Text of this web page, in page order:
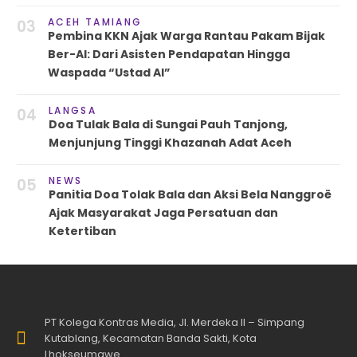
03 ACEH TAMIANG
Pembina KKN Ajak Warga Rantau Pakam Bijak
Ber-AI: Dari Asisten Pendapatan Hingga
Waspada “Ustad AI”
04 LANGSA
Doa Tulak Bala di Sungai Pauh Tanjong,
Menjunjung Tinggi Khazanah Adat Aceh
05 NEWS
Panitia Doa Tolak Bala dan Aksi Bela Nanggroë
Ajak Masyarakat Jaga Persatuan dan
Ketertiban
PT Kolega Kontras Media, Jl. Merdeka II – Simpang
Kutablang, Kecamatan Banda Sakti, Kota
Lhokseumawe.